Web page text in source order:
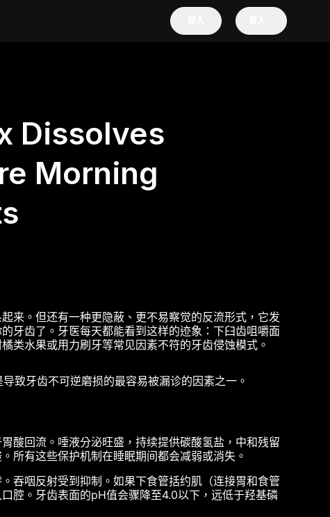
Dissolves
Morning
来。但还有一种更隐蔽、更不易察觉的反流形式，它发
牙齿了。牙医每天都能看到这样的迹象：下臼齿咀嚼面
类水果或用力刷牙等常见因素不符的牙齿侵蚀模式。
致牙齿不可逆磨损的最容易被漏诊的因素之一。
酸回流。唾液分泌旺盛，持续提供碳酸氢盐，中和残留
所有这些保护机制在睡眠期间都会减弱或消失。
吞咽反射受到抑制。如果下食管括约肌（连接胃和食管
腔。牙齿表面的pH值会骤降至4.0以下，远低于羟基磷